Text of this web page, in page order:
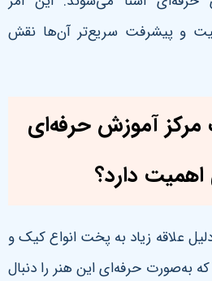
و پیشرفت سریع‌تر آن‌ها نقش
آموزش حرفه‌ای
دارد؟
دلیل علاقه زیاد به پخت انواع کیک و
به‌صورت حرفه‌ای این هنر را دنبال